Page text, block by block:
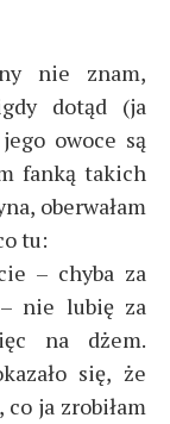
nie znam,
dotąd (ja
owoce są
fanką takich
oberwałam
tu:
– chyba za
nie lubię za
na dżem.
się, że
ja zrobiłam